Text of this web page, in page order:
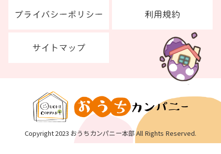
Copyright 2023 おうちカンパニー本部 All Rights Reserved.